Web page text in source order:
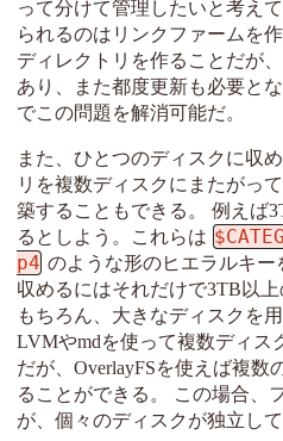
って分けて管理したいと考え
られるのはリンクファームを
ディレクトリを作ることだが
あり、また都度更新も必要と
でこの問題を解消可能だ。
また、ひとつのディスクに収
リを複数ディスクにまたがっ
築することもできる。 例えば
るとしよう。これらは
p4 のような形のヒエラルキ
収めるにはそれだけで3TB以上
もちろん、大きなディスクを
LVMやmdを使って複数ディス
だが、OverlayFSを使えば複数
ることができる。 この場合、
が、個々のディスクが独立し